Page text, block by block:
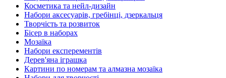
Косметика та нейл-дизайн
Набори аксесуарів, гребінці, дзеркальця
Творчість та розвиток
Бісер в наборах
Мозаїка
Набори експерементів
Дерев'яна іграшка
Картини по номерам та алмазна мозаїка